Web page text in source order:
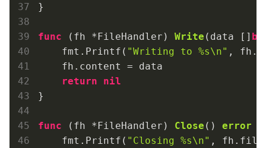
}
func (fh *FileHandler) Write (data []
    fmt.Printf(
"Writing to %s\n" ,
    fh.content = data
return
nil
}
func (fh *FileHandler) Close () error
    fmt.Printf(
"Closing %s\n" ,